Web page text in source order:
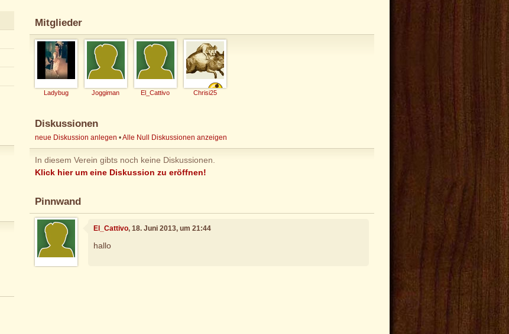
Mitglieder
Ladybug Joggiman El_Cattivo Chrisi25
Diskussionen
neue Diskussion anlegen •Alle Null Diskussionen anzeigen
In diesem Verein gibts noch keine Diskussionen.
Klick hier um eine Diskussion zu eröffnen!
Pinnwand
El_Cattivo, 18. Juni 2013, um 21:44
hallo